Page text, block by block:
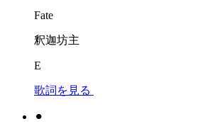
Fate
釈迦坊主
E
歌詞を見る
⚫︎